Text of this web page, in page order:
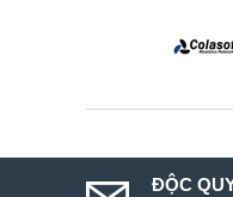
ĐỘC